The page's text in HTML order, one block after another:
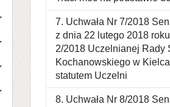
7. Uchwała Nr 7/2018
z dnia 22 lutego 2018
2/2018 Uczelnianej Rady
Kochanowskiego w
statutem Uczelni
8. Uchwała Nr 8/2018